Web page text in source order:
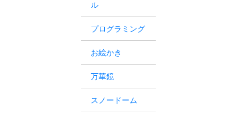
ル
プログラミング
お絵かき
万華鏡
スノードーム